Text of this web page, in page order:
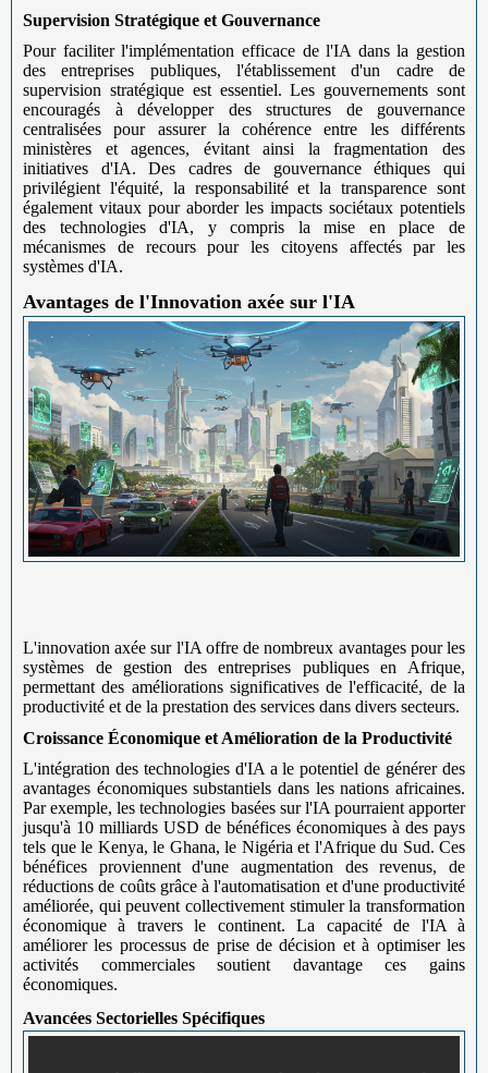
Supervision Stratégique et Gouvernance
Pour faciliter l'implémentation efficace de l'IA dans la gestion
des entreprises publiques, l'établissement d'un cadre de
supervision stratégique est essentiel. Les gouvernements sont
encouragés à développer des structures de gouvernance
centralisées pour assurer la cohérence entre les différents
ministères et agences, évitant ainsi la fragmentation des
initiatives d'IA. Des cadres de gouvernance éthiques qui
privilégient l'équité, la responsabilité et la transparence sont
également vitaux pour aborder les impacts sociétaux potentiels
des technologies d'IA, y compris la mise en place de
mécanismes de recours pour les citoyens affectés par les
systèmes d'IA.
Avantages de l'Innovation axée sur l'IA
L'innovation axée sur l'IA offre de nombreux avantages pour les
systèmes de gestion des entreprises publiques en Afrique,
permettant des améliorations significatives de l'efficacité, de la
productivité et de la prestation des services dans divers secteurs.
Croissance Économique et Amélioration de la Productivité
L'intégration des technologies d'IA a le potentiel de générer des
avantages économiques substantiels dans les nations africaines.
Par exemple, les technologies basées sur l'IA pourraient apporter
jusqu'à 10 milliards USD de bénéfices économiques à des pays
tels que le Kenya, le Ghana, le Nigéria et l'Afrique du Sud. Ces
bénéfices proviennent d'une augmentation des revenus, de
réductions de coûts grâce à l'automatisation et d'une productivité
améliorée, qui peuvent collectivement stimuler la transformation
économique à travers le continent. La capacité de l'IA à
améliorer les processus de prise de décision et à optimiser les
activités commerciales soutient davantage ces gains
économiques.
Avancées Sectorielles Spécifiques